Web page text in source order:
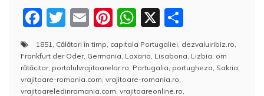
F
a
c
e
T
w
itt
er
E
m
ai
l
Pi
nt
er
e
W
h
at
s
X
a
rt
aj
1851, Călători în timp, capitala Portugaliei, dezvaluiribiz.ro,
Frankfurt der Oder, Germania, Laxaria, Lisabona, Lizbia, om
rătăcitor, portalulvrajitoarelor.ro, Portugalia, portugheza, Sakria,
vrajitoare-romania.com, vrajitoare-romania.ro,
vrajitoareledinromania.com, vrajitoareonline.ro,